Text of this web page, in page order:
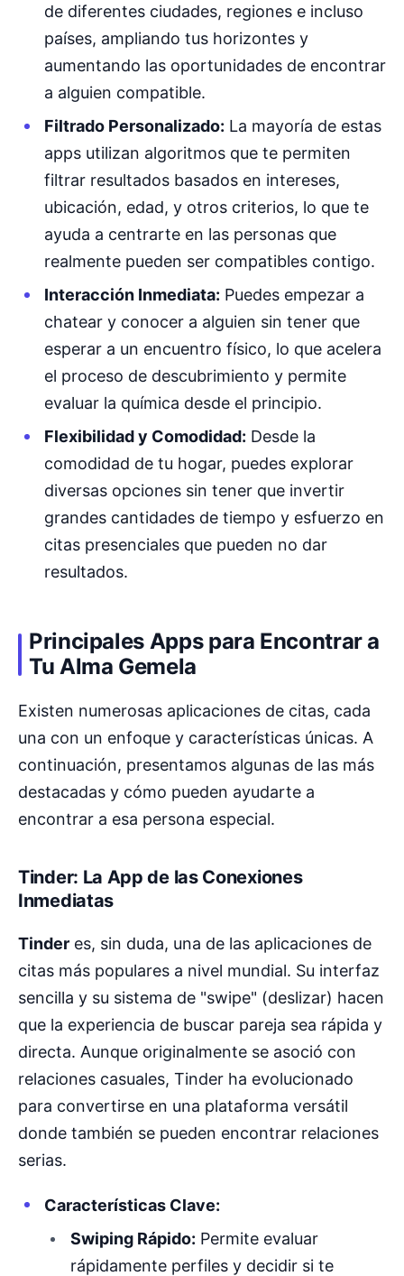
de diferentes ciudades, regiones e incluso
países, ampliando tus horizontes y
aumentando las oportunidades de encontrar
a alguien compatible.
Filtrado Personalizado: La mayoría de estas
apps utilizan algoritmos que te permiten
filtrar resultados basados en intereses,
ubicación, edad, y otros criterios, lo que te
ayuda a centrarte en las personas que
realmente pueden ser compatibles contigo.
Interacción Inmediata: Puedes empezar a
chatear y conocer a alguien sin tener que
esperar a un encuentro físico, lo que acelera
el proceso de descubrimiento y permite
evaluar la química desde el principio.
Flexibilidad y Comodidad: Desde la
comodidad de tu hogar, puedes explorar
diversas opciones sin tener que invertir
grandes cantidades de tiempo y esfuerzo en
citas presenciales que pueden no dar
resultados.
Principales Apps para Encontrar a
Tu Alma Gemela
Existen numerosas aplicaciones de citas, cada
una con un enfoque y características únicas. A
continuación, presentamos algunas de las más
destacadas y cómo pueden ayudarte a
encontrar a esa persona especial.
Tinder: La App de las Conexiones
Inmediatas
Tinder es, sin duda, una de las aplicaciones de
citas más populares a nivel mundial. Su interfaz
sencilla y su sistema de "swipe" (deslizar) hacen
que la experiencia de buscar pareja sea rápida y
directa. Aunque originalmente se asoció con
relaciones casuales, Tinder ha evolucionado
para convertirse en una plataforma versátil
donde también se pueden encontrar relaciones
serias.
Características Clave:
Swiping Rápido: Permite evaluar
rápidamente perfiles y decidir si te